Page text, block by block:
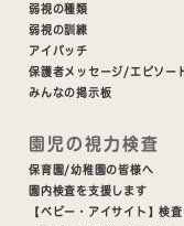
弱視の種類
弱視の訓練
アイパッチ
保護者メッセージ/エピソー
みんなの掲示板
園児の視力検査
保育園/幼稚園の皆様へ
園内検査を支援します
【ベビー・アイサイト】検査